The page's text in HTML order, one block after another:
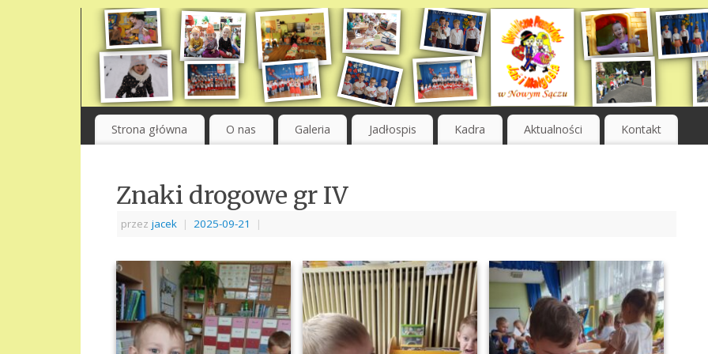
Strona główna O nas Galeria Jadłospis Kadra Aktualności Kontakt
Znaki drogowe gr IV
przez jacek | 2025-09-21 |